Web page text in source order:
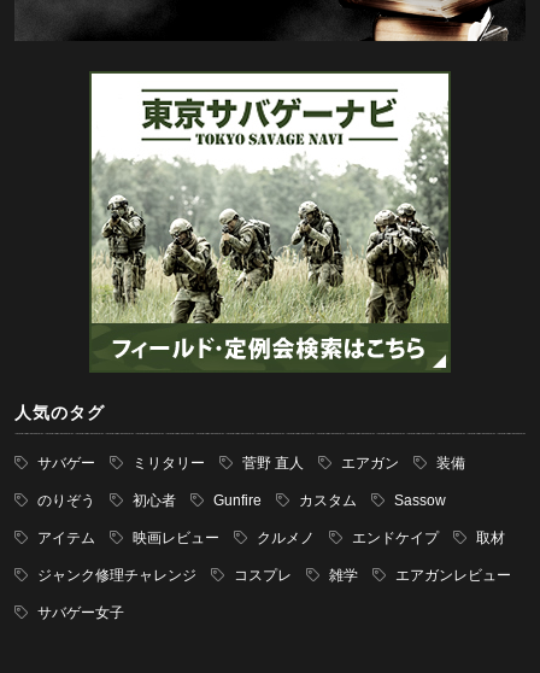
人気のタグ
サバゲー ミリタリー 菅野 直人 エアガン 装備
のりぞう 初心者 Gunfire カスタム Sassow
アイテム 映画レビュー クルメノ エンドケイプ 取材
ジャンク修理チャレンジ コスプレ 雑学 エアガンレビュー
サバゲー女子